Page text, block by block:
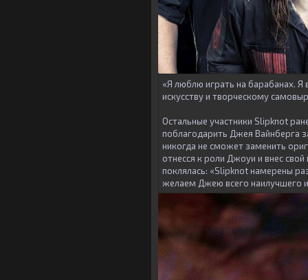
«Я люблю играть на барабанах. Я
искусству и творческому
Остальные участники Slipknot
поблагодарить Джея Вайнберга
никогда не сможет заменить
отнесся к роли Джоуи и внес
поклялась: «Slipknot намерены
желаем Джею всего наилучшего